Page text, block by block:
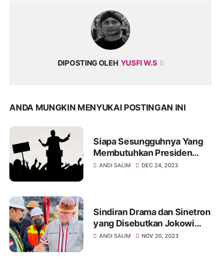
DIPOSTING OLEH YUSFI W.S
ANDA MUNGKIN MENYUKAI POSTINGAN INI
Siapa Sesungguhnya Yang
Membutuhkan Presiden
Terbaik Untuk Negeri Ini?
ANDI SALIM DEC 24, 2023
Sindiran Drama dan Sinetron
yang Disebutkan Jokowi
Kini Dipertanyakan
ANDI SALIM NOV 20, 2023